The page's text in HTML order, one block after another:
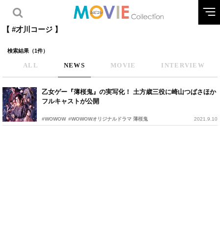
【 #才川コージ 】
検索結果（1件）
ALL NEWS MOVIE INTERVIEW
乙女ゲー『薄桜鬼』の実写化！ 土方歳三役に崎山つばさほか
フルキャストが公開
#WOWOW #WOWOWオリジナルドラマ 薄桜鬼 2021.9.10